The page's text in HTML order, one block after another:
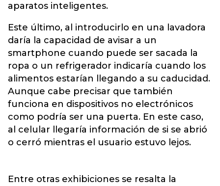
aparatos inteligentes.
Este último, al introducirlo en una lavadora
daría la capacidad de avisar a un
smartphone cuando puede ser sacada la
ropa o un refrigerador indicaría cuando los
alimentos estarían llegando a su caducidad.
Aunque cabe precisar que también
funciona en dispositivos no electrónicos
como podría ser una puerta. En este caso,
al celular llegaría información de si se abrió
o cerró mientras el usuario estuvo lejos.
Entre otras exhibiciones se resalta la